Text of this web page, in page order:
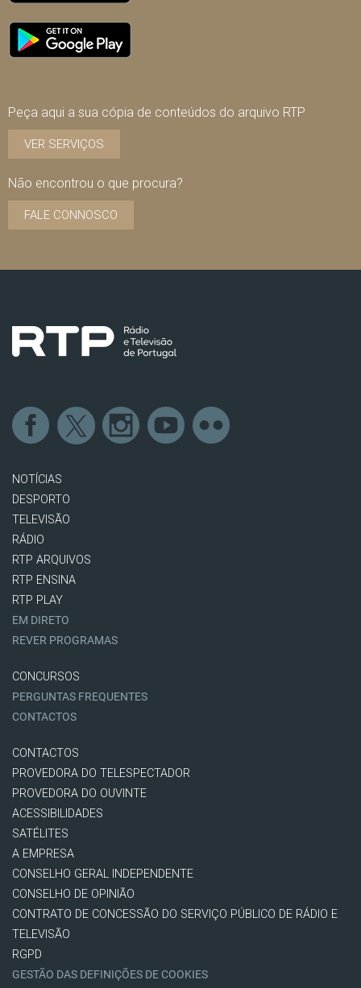
Peça aqui a sua cópia de conteúdos do arquivo RTP
VER SERVIÇOS
Não encontrou o que procura?
FALE CONNOSCO
NOTÍCIAS
DESPORTO
TELEVISÃO
RÁDIO
RTP ARQUIVOS
RTP ENSINA
RTP PLAY
EM DIRETO
REVER PROGRAMAS
CONCURSOS
PERGUNTAS FREQUENTES
CONTACTOS
CONTACTOS
PROVEDORA DO TELESPECTADOR
PROVEDORA DO OUVINTE
ACESSIBILIDADES
SATÉLITES
A EMPRESA
CONSELHO GERAL INDEPENDENTE
CONSELHO DE OPINIÃO
CONTRATO DE CONCESSÃO DO SERVIÇO PÚBLICO DE RÁDIO E
TELEVISÃO
RGPD
GESTÃO DAS DEFINIÇÕES DE COOKIES